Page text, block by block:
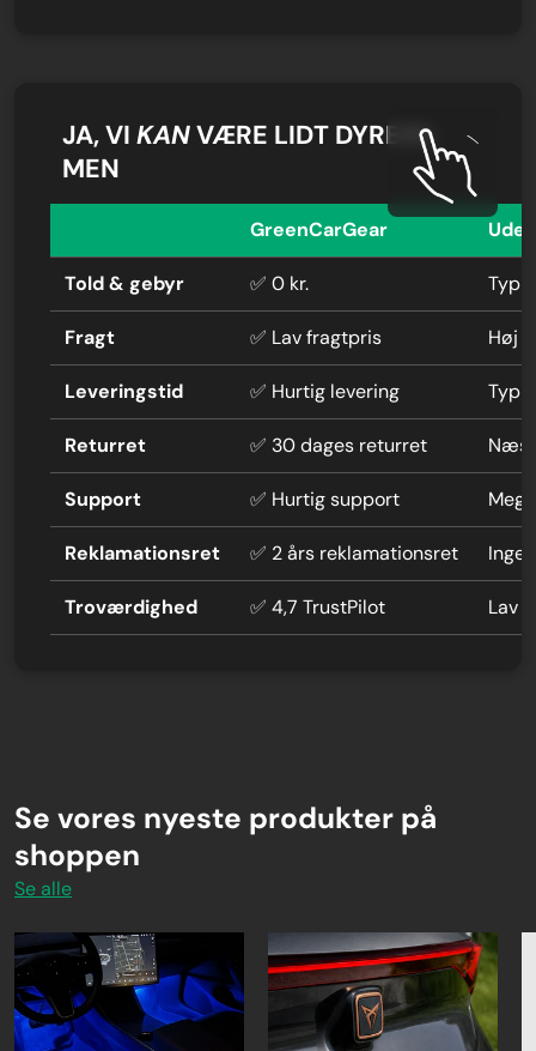
JA, VI KANVÆRE LIDT DYRERE,
MEN
GreenCarGear
Told & gebyr ✅ 0 kr.
Fragt ✅ Lav fragtpris Høj
Leveringstid ✅ Hurtig levering
Returret ✅ 30 dages returret
Support ✅ Hurtig support
Reklamationsret ✅ 2 års reklamationsret
Troværdighed ✅ 4,7 TrustPilot Lav
Se vores nyeste produkter på
shoppen
Se alle